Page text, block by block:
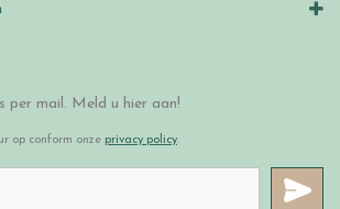
per mail. Meld u hier aan!
op conform onze privacy policy.